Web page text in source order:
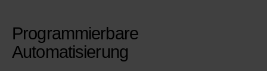
Programmierbare
Automatisierung